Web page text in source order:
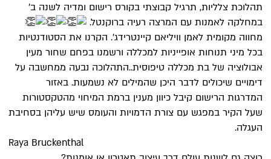
תהלוכת צלליות, תרגיל קבוצתי בקורס רישום ומדיה לשנה ב׳
במחלקה לאמנות עם המרצה רעיה ברוקנטל.
מחווה מקומית לאמן וויליאם קיינטרידג'. הקרנו את הסטודנטיות
בכל מיני תנוחות אופייניות למכללה ורשמנו בפחם שחור מעין
אבולוציה של בת מכללה טיפוסית..התהלוכה נבעה ממחשבה על
דימויים שיכולים לדבר היכן שהמילים לא נשמעות. באזור
המדרגות הרישום קיבל כיוון מענין ברמת המיחוי מהטקסטורות
שעל הקיר במפגש עם צורת הדמויות והעומס שיש עליהן בסחיבת
העגלה.
Raya Bruckenthal